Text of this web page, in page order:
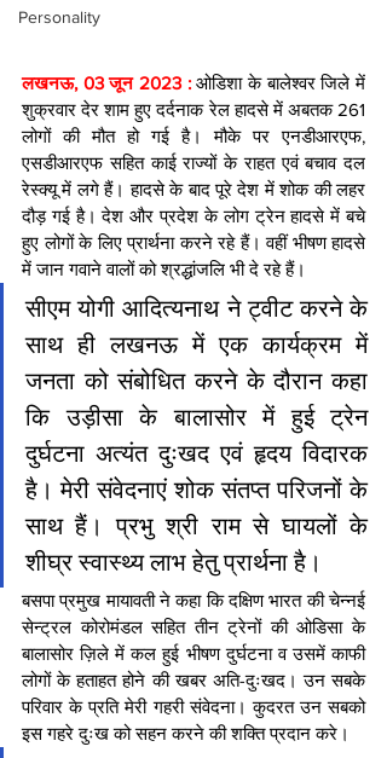
Personality
लखनऊ, 03 जून 2023 : ओडिशा के बालेश्वर जिले में
शुक्रवार देर शाम हुए दर्दनाक रेल हादसे में अबतक 261
लोगों की मौत हो गई है। मौके पर एनडीआरएफ,
एसडीआरएफ सह‍ित काई राज्‍यों के राहत एवं बचाव दल
रेस्‍क्‍यू में लगे हैं। हादसे के बाद पूरे देश में शोक की लहर
दौड़ गई है। देश और प्रदेश के लोग ट्रेन हादसे में बचे
हुए लोगों के ल‍िए प्रार्थना करने रहे हैं। वहीं भीषण हादसे
में जान गवाने वालों को श्रद्धांजल‍ि भी दे रहे हैं।
सीएम योगी आद‍ित्‍यनाथ ने ट्वीट करने के
साथ ही लखनऊ में एक कार्यक्रम में
जनता को संबोध‍ित करने के दौरान कहा
क‍ि उड़ीसा के बालासोर में हुई ट्रेन
दुर्घटना अत्यंत दुःखद एवं हृदय विदारक
है। मेरी संवेदनाएं शोक संतप्त परिजनों के
साथ हैं। प्रभु श्री राम से घायलों के
शीघ्र स्वास्थ्य लाभ हेतु प्रार्थना है।
बसपा प्रमुख मायावती ने कहा क‍ि दक्षिण भारत की चेन्नई
सेन्ट्रल कोरोमंडल सहित तीन ट्रेनों की ओडिसा के
बालासोर ज़िले में कल हुई भीषण दुर्घटना व उसमें काफी
लोगों के हताहत होने की खबर अति-दुःखद। उन सबके
परिवार के प्रति मेरी गहरी संवेदना। कुदरत उन सबको
इस गहरे दुःख को सहन करने की शक्ति प्रदान करे।